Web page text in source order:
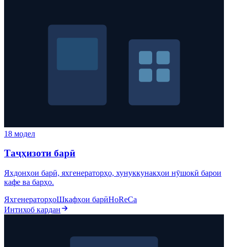
18 модел
Таҷҳизоти барӣ
Яхдонҳои барӣ, яхгенераторҳо, хунуккунакҳои нӯшокӣ барои
кафе ва барҳо.
ЯхгенераторҳоШкафҳои барӣHoReCa
Интихоб кардан